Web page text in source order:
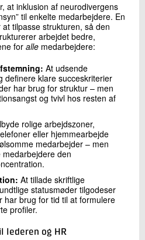
at inklusion af neurodivergens
til enkelte medarbejdere. En
tilpasse strukturen, så den
arbejdet bedre,
for alle medarbejdere:
At udsende
definere klare succeskriterier
har brug for struktur – men
og tvivl hos resten af
rolige arbejdszoner,
eller hjemmearbejde
medarbejder – men
den
At tillade skriftlige
statusmøder tilgodeser
har brug for tid til at formulere
profiler.
og HR